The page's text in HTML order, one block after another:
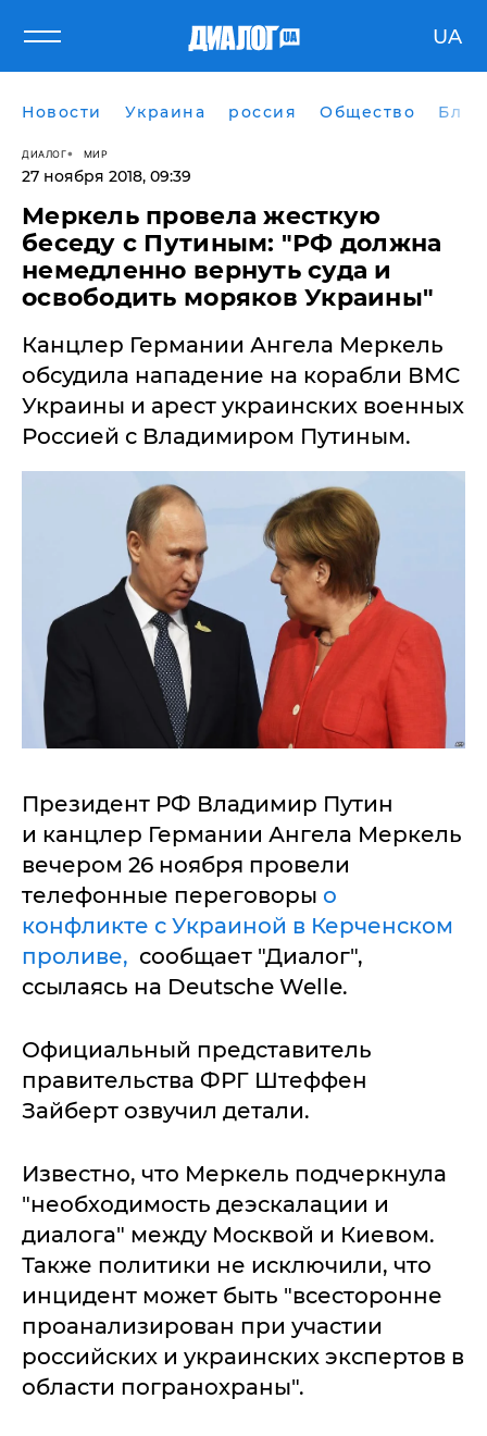
UA
Новости Украина россия Общество
ДИАЛОГ МИР
27 ноября 2018, 09:39
Меркель провела жесткую
беседу с Путиным: "РФ должна
немедленно вернуть суда и
освободить моряков Украины"
​Канцлер Германии Ангела Меркель
обсудила нападение на корабли ВМС
Украины и арест украинских военных
Россией с Владимиром Путиным.
Президент РФ Владимир Путин
и канцлер Германии Ангела Меркель
вечером 26 ноября провели
телефонные переговоры о
конфликте с Украиной в Керченском
проливе, сообщает "Диалог",
ссылаясь на Deutsche Welle.
Официальный представитель
правительства ФРГ Штеффен
Зайберт озвучил детали.
Известно, что Меркель подчеркнула
"необходимость деэскалации и
диалога" между Москвой и Киевом.
Также политики не исключили, что
инцидент может быть "всесторонне
проанализирован при участии
российских и украинских экспертов в
области погранохраны".